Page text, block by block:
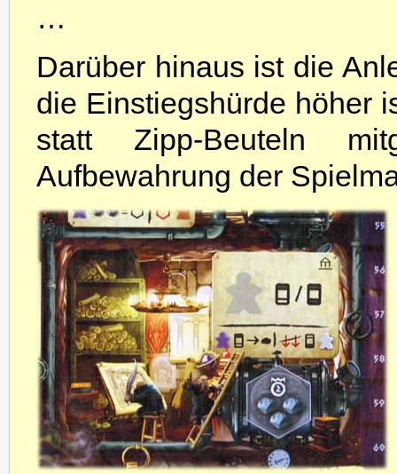
…
Darüber hinaus ist die
die Einstiegshürde höher
statt Zipp-Beuteln
Aufbewahrung der